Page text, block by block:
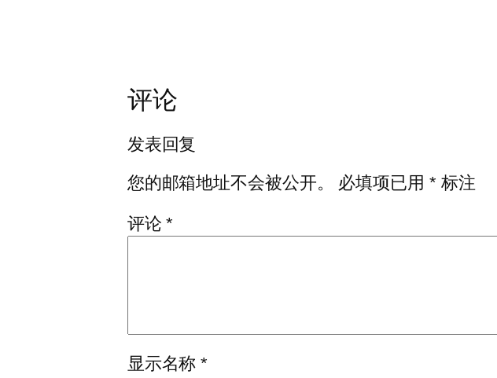
评论
发表回复
您的邮箱地址不会被公开。
必填项已用 * 标注
评论*
显示名称*